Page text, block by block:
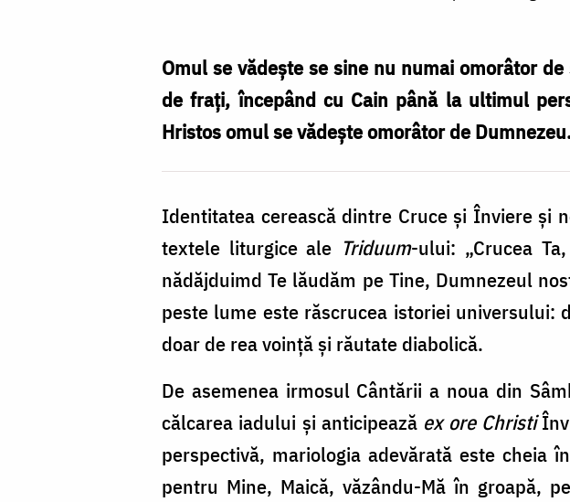
Omul se vădeşte se sine nu numai omorâtor
de fraţi, începând cu Cain până la ultimul
Hristos omul se vădeşte omorâtor de
Identitatea cerească dintre Cruce şi Înviere şi
textele liturgice ale Triduum-ului: „Crucea
nădăjduimd Te lăudăm pe Tine, Dumnezeul
peste lume este răscrucea istoriei
doar de rea voinţă şi răutate diabolică.
De asemenea irmosul Cântării a noua din
călcarea iadului şi anticipează ex ore Christi
perspectivă, mariologia adevărată este cheia
pentru Mine, Maică, văzându-Mă în groapă,